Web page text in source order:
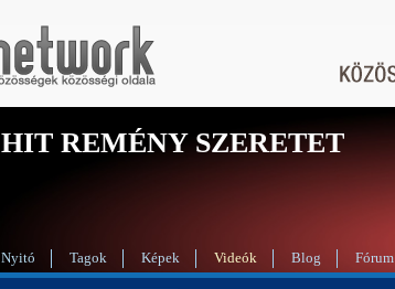
HIT REMÉNY SZERETET
Nyitó Tagok Képek Videók Blog Fórum